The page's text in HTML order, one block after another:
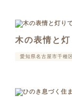
木の表情と
愛知県名古屋市千種